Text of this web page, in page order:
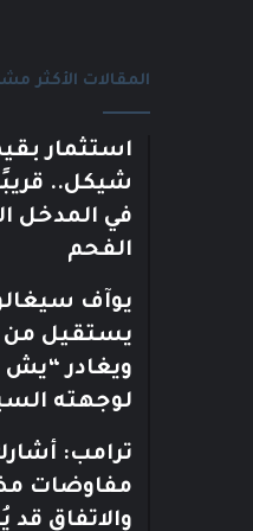
المقالات الأكثر
شيكل..
في المدخل
الفحم
يوآف
يستقيل من
ويغادر “يش
لوجهته
ترامب:
مفاوضات
والاتفاق قد